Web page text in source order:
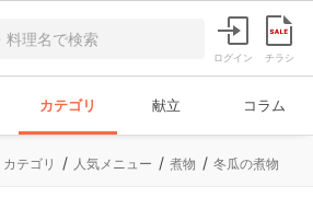
ログイン チラシ
カテゴリ 献立 コラム
カテゴリ 人気メニュー 煮物 冬瓜の煮物